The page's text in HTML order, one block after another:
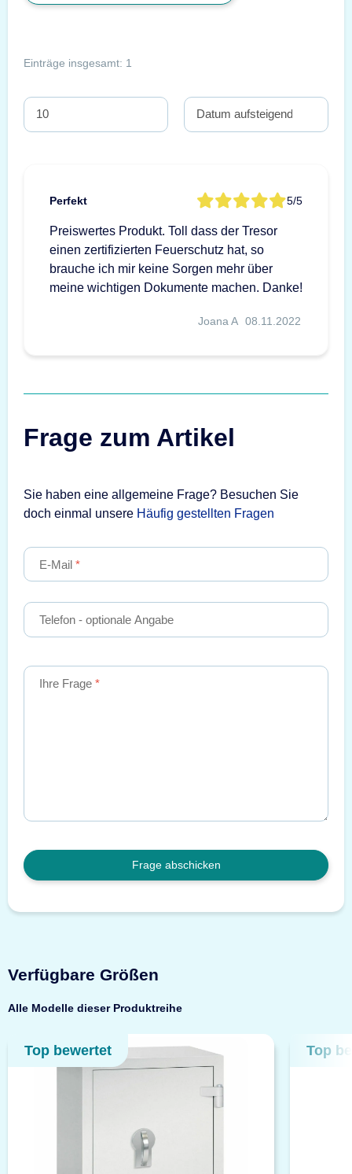
Einträge insgesamt: 1
Perfekt 5/5
Preiswertes Produkt. Toll dass der Tresor
einen zertifizierten Feuerschutz hat, so
brauche ich mir keine Sorgen mehr über
meine wichtigen Dokumente machen. Danke!
Joana A 08.11.2022
Frage zum Artikel
Sie haben eine allgemeine Frage? Besuchen Sie
doch einmal unsere Häufig gestellten Fragen
E-Mail
Telefon - optionale Angabe
Ihre Frage
Frage abschicken
Verfügbare Größen
Alle Modelle dieser Produktreihe
Top bewertet Top